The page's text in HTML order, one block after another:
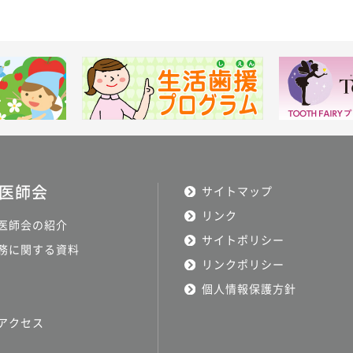
師会
師会の紹介
に関する資料
クセス
サイトマップ
リンク
サイトポリシー
リンクポリシー
個人情報保護方針